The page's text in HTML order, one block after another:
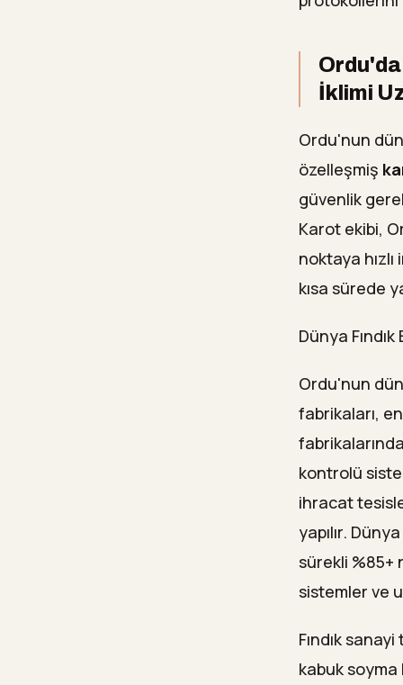
Ordu'da
İklimi
Ordu'nun
özelleşmiş
güvenlik
Karot ekibi,
noktaya
kısa sürede
Dünya
Ordu'nun
fabrikaları,
kontrolü
ihracat
yapılır.
sürekli %85+
sistemler ve
Fındık
kabuk soyma